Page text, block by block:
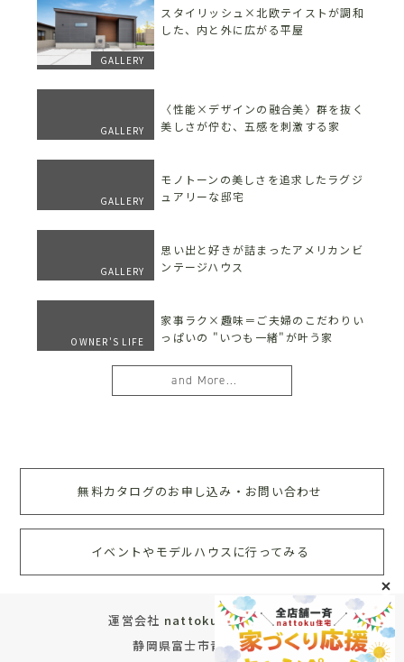
GALLERY
スタイリッシュ×北欧テイストが調和
した、内と外に広がる平屋
GALLERY
〈性能×デザインの融合美〉群を抜く
美しさが佇む、五感を刺激する家
GALLERY
モノトーンの美しさを追求したラグジ
ュアリーな邸宅
GALLERY
思い出と好きが詰まったアメリカンビ
ンテージハウス
OWNER'S LIFE
家事ラク×趣味＝ご夫婦のこだわりい
っぱいの "いつも一緒"が叶う家
and More...
無料カタログのお申し込み・お問い合わせ
イベントやモデルハウスに行ってみる
運営会社 nattoku住宅株式会社
静岡県富士市青葉町572